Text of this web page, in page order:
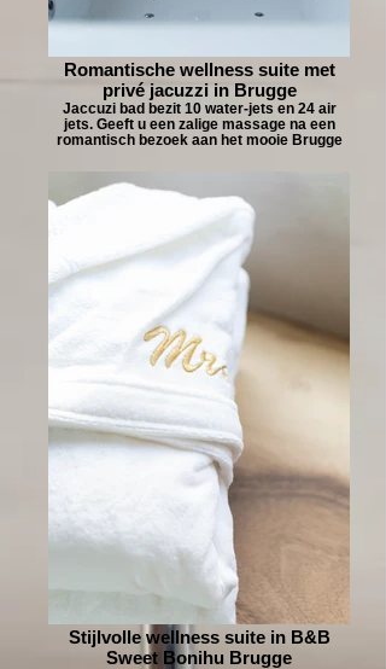
Romantische wellness suite met
privé jacuzzi in Brugge
Jaccuzi bad bezit 10 water-jets en 24 air
jets. Geeft u een zalige massage na een
romantisch bezoek aan het mooie Brugge
Stijlvolle wellness suite in B&B
Sweet Bonihu Brugge